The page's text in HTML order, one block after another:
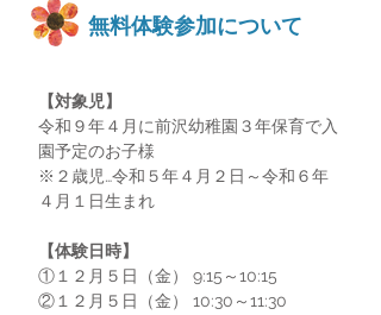
​無料体験参加について
【対象児】
令和９年４月に前沢幼稚園３年保育で入
園予定のお子様
※２歳児…令和５年４月２日～令和６年
４月１日生まれ
【体験日時】
​①１２月５日（金） 9:15～10:15
​②１２月５日（金） 10:30～11:30